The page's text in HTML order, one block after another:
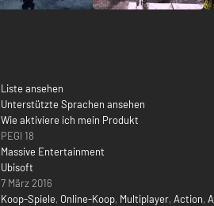
Liste ansehen
Unterstützte Sprachen ansehen
Wie aktiviere ich mein Produkt
PEGI 18
Massive Entertainment
Ubisoft
7 März 2016
Koop-Spiele, Online-Koop, Multiplayer, Action,